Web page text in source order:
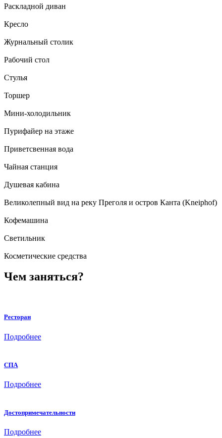
Раскладной диван
Кресло
Журнальный столик
Рабочий стол
Стулья
Торшер
Мини-холодильник
Пурифайер на этаже
Приветсвенная вода
Чайная станция
Душевая кабина
Великолепный вид на реку Преголя и остров Канта (Kneiphof)
Кофемашина
Светильник
Косметические средства
Чем заняться?
Ресторан
Подробнее
СПА
Подробнее
Достопримечательности
Подробнее